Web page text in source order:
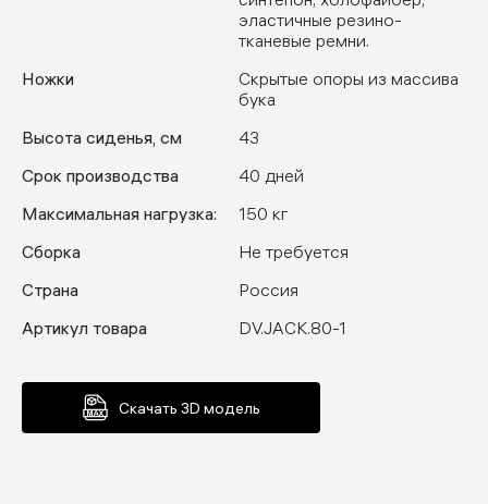
эластичные резино-
тканевые ремни.
Ножки
Скрытые опоры из массива
бука
Высота сиденья, см
43
Срок производства
40 дней
Максимальная нагрузка:
150 кг
Сборка
Не требуется
Страна
Россия
Артикул товара
DV.JACK.80-1
Скачать 3D модель